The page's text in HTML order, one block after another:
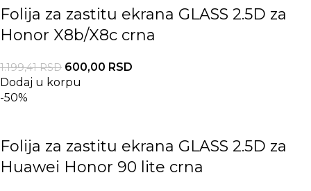
Folija za zastitu ekrana GLASS 2.5D za
Honor X8b/X8c crna
1.199,41RSD 600,00 RSD
Dodaj u korpu
-50%
Folija za zastitu ekrana GLASS 2.5D za
Huawei Honor 90 lite crna